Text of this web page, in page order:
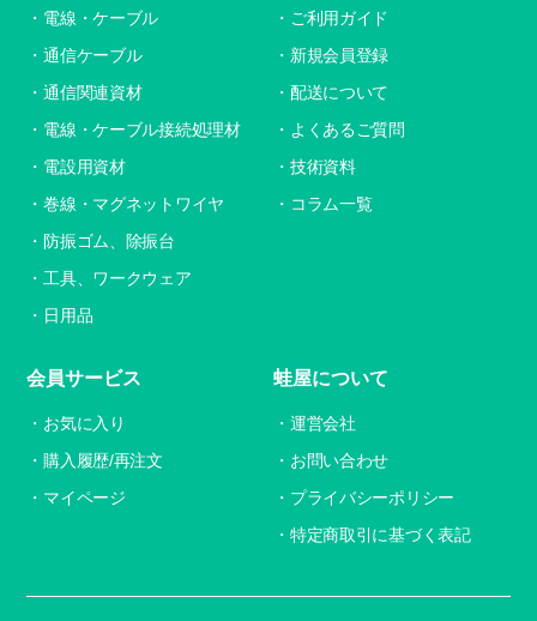
電線・ケーブル
通信ケーブル
通信関連資材
電線・ケーブル接続処理材
電設用資材
巻線・マグネットワイヤ
防振ゴム、除振台
工具、ワークウェア
日用品
ご利用ガイド
新規会員登録
配送について
よくあるご質問
技術資料
コラム一覧
会員サービス
お気に入り
購入履歴/再注文
マイページ
蛙屋について
運営会社
お問い合わせ
プライバシーポリシー
特定商取引に基づく表記